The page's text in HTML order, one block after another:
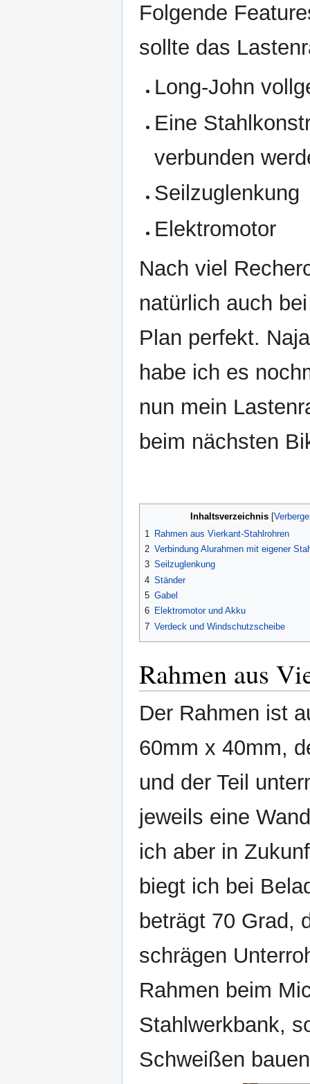
Folgende
sollte das
Long-John
Eine
verbunden
Seilzuglenkung
Elektromotor
Nach viel
natürlich auch
Plan perfekt.
habe ich es
nun mein
beim nächsten
Inhaltsverzeichnis
1
Rahmen aus Vierkant-Stahlrohren
2 Verbindung Alurahmen mit eigener
3 Seilzuglenkung
4 Ständer
5 Gabel
6 Elektromotor und Akku
7 Verdeck und Windschutzscheibe
Rahmen aus
Der Rahmen ist
60mm x 40mm,
und der Teil
jeweils eine
ich aber in
biegt ich bei
beträgt 70 Grad,
schrägen
Rahmen beim
Stahlwerkbank,
Schweißen